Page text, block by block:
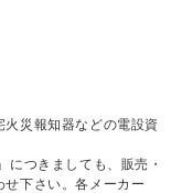
災報知器などの電設資
につきましても、販売・
下さい。各メーカー